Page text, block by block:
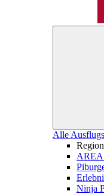
Alle
AREA
Ninja